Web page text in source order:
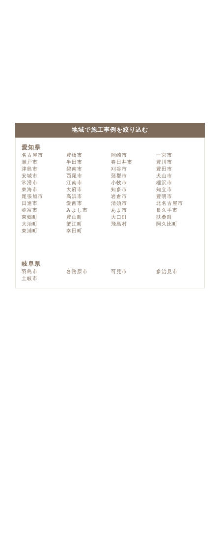
地域で施工事例を絞り込む
愛知県
名古屋市 豊橋市 岡崎市
一宮市
瀬戸市
半田市 春日井市
豊川市
津島市
碧南市 刈谷市
豊田市
安城市
西尾市 蒲郡市
犬山市
常滑市
江南市 小牧市
稲沢市
東海市
大府市 知多市
知立市
尾張旭市
高浜市 岩倉市
豊明市
日進市
愛西市 清須市
北名古屋市
弥富市
みよし市 あま市
長久手市
東郷町
豊山町 大口町
扶桑町
大治町
蟹江町 飛島村
阿久比町
東浦町
幸田町
岐阜県
羽島市 各務原市 可児市
多治見市
土岐市